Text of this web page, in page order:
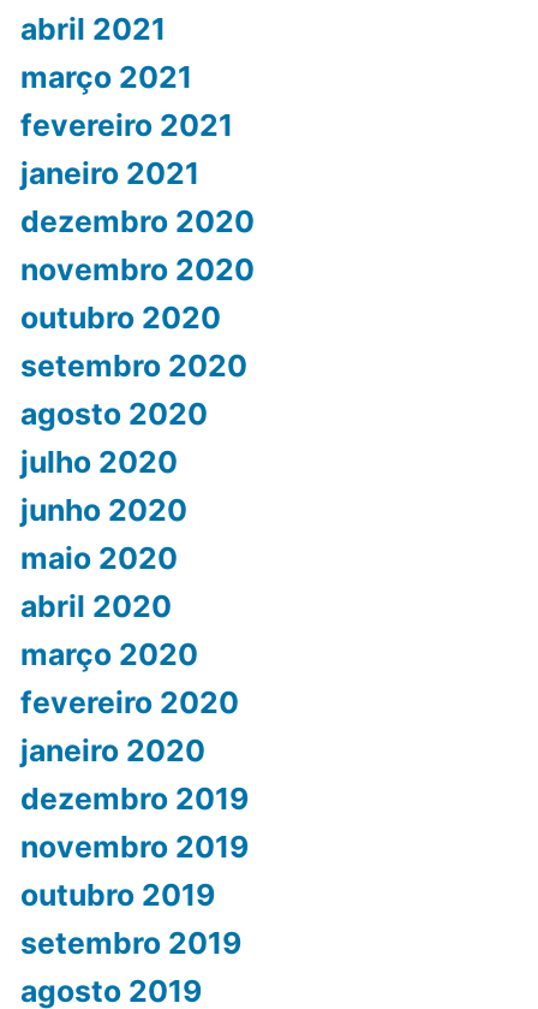
abril 2021
março 2021
fevereiro 2021
janeiro 2021
dezembro 2020
novembro 2020
outubro 2020
setembro 2020
agosto 2020
julho 2020
junho 2020
maio 2020
abril 2020
março 2020
fevereiro 2020
janeiro 2020
dezembro 2019
novembro 2019
outubro 2019
setembro 2019
agosto 2019